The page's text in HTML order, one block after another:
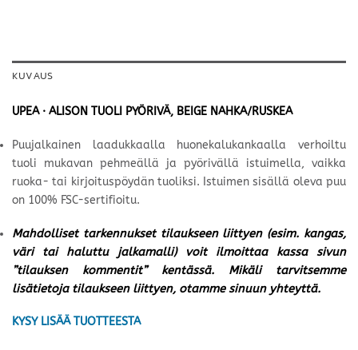
KUVAUS
UPEA · ALISON TUOLI PYÖRIVÄ, BEIGE NAHKA/RUSKEA
Puujalkainen laadukkaalla huonekalukankaalla verhoiltu
tuoli mukavan pehmeällä ja pyörivällä istuimella, vaikka
ruoka- tai kirjoituspöydän tuoliksi. Istuimen sisällä oleva puu
on 100% FSC-sertifioitu.
Mahdolliset tarkennukset tilaukseen liittyen (esim. kangas,
väri tai haluttu jalkamalli) voit ilmoittaa kassa sivun
”tilauksen kommentit” kentässä. Mikäli tarvitsemme
lisätietoja tilaukseen liittyen, otamme sinuun yhteyttä.
KYSY LISÄÄ TUOTTEESTA